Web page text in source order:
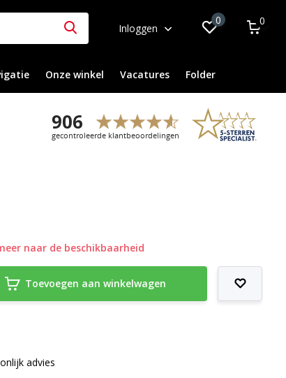
Inloggen
0 0
Onze winkel Vacatures Folder
naar de beschikbaarheid
Toevoegen aan winkelwagen
advies